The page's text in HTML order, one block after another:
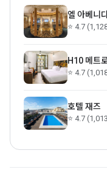
엘 아베니
⭐ 4.7
H10 메트
⭐ 4.7
호텔 재즈
⭐ 4.7